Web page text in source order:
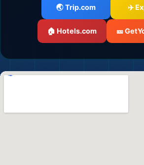
🌏 Trip.com ✈️
🏠 Hotels.com 🎫